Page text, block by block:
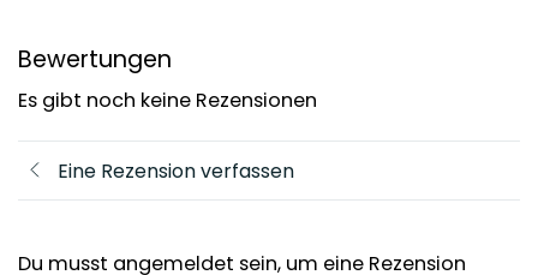
Bewertungen
Es gibt noch keine Rezensionen
Eine Rezension verfassen
Du musst angemeldet sein, um eine Rezension